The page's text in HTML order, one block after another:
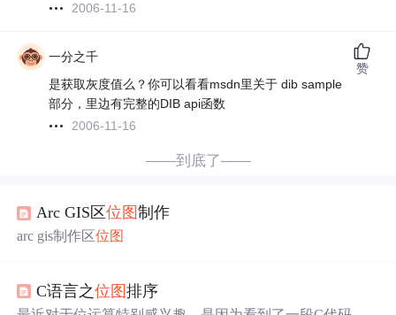
2006-11-16
一分之千
是获取灰度值么？你可以看看msdn里关于 dib sample
部分，里边有完整的DIB api函数
2006-11-16
赞
——到底了——
Arc GIS区位图制作
arc gis制作区位图
C语言之位图排序